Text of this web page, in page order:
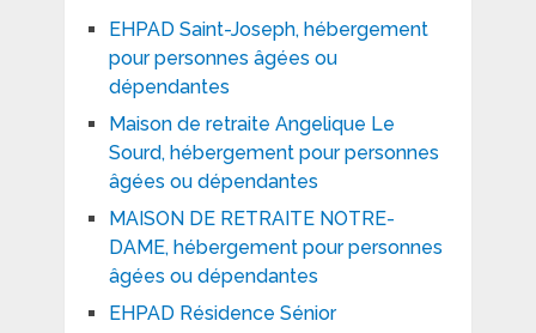
EHPAD Saint-Joseph, hébergement
pour personnes âgées ou
dépendantes
Maison de retraite Angelique Le
Sourd, hébergement pour personnes
âgées ou dépendantes
MAISON DE RETRAITE NOTRE-
DAME, hébergement pour personnes
âgées ou dépendantes
EHPAD Résidence Sénior